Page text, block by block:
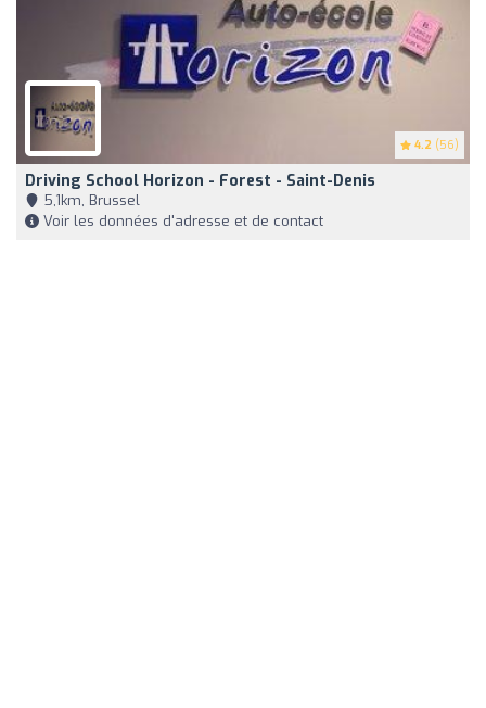
4.2 (56)
Driving School Horizon - Forest - Saint-Denis
5,1km, Brussel
Voir les données d'adresse et de contact